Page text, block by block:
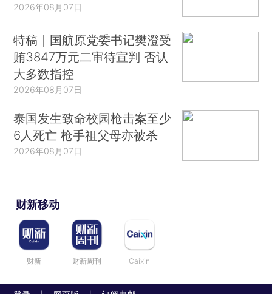
2026年08月07日
特稿｜国航原党委书记樊澄受
贿3847万元二审待宣判 否认
大多数指控
2026年08月07日
泰国发生致命校园枪击案至少
6人死亡 枪手祖父母亦被杀
2026年08月07日
财新移动
财新 财新周刊 Caixin